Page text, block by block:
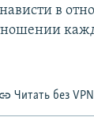
в
Читать без VPN